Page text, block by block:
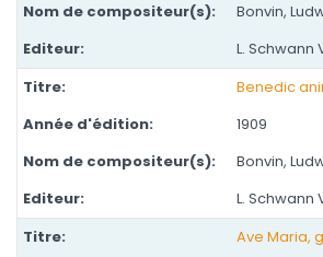
Bonvin,
L. Schwann
Benedic
1909
Bonvin,
L. Schwann
Ave Maria,